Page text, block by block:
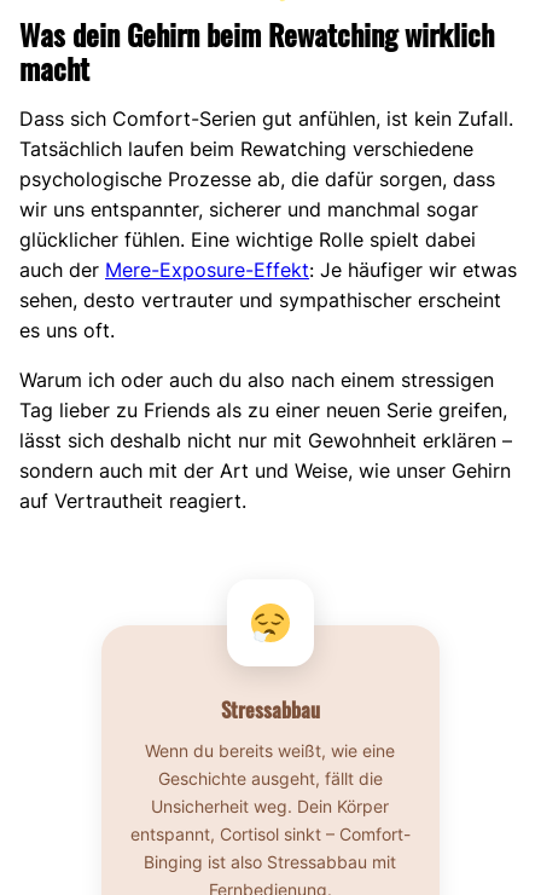
Was dein Gehirn beim Rewatching wirklich
macht
Dass sich Comfort-Serien gut anfühlen, ist kein Zufall.
Tatsächlich laufen beim Rewatching verschiedene
psychologische Prozesse ab, die dafür sorgen, dass
wir uns entspannter, sicherer und manchmal sogar
glücklicher fühlen. Eine wichtige Rolle spielt dabei
auch der Mere-Exposure-Effekt: Je häufiger wir etwas
sehen, desto vertrauter und sympathischer erscheint
es uns oft.
Warum ich oder auch du also nach einem stressigen
Tag lieber zu Friends als zu einer neuen Serie greifen,
lässt sich deshalb nicht nur mit Gewohnheit erklären –
sondern auch mit der Art und Weise, wie unser Gehirn
auf Vertrautheit reagiert.
Stressabbau
Wenn du bereits weißt, wie eine
Geschichte ausgeht, fällt die
Unsicherheit weg. Dein Körper
entspannt, Cortisol sinkt – Comfort-
Binging ist also Stressabbau mit
Fernbedienung.